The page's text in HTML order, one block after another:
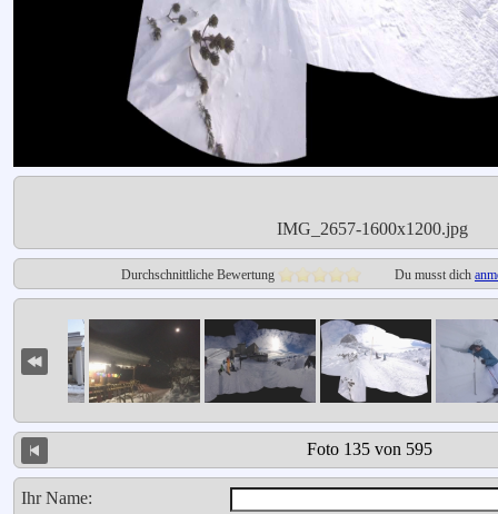
IMG_2657-1600x1200.jpg
Durchschnittliche Bewertung Du musst dich
Foto 135 von 595
Ihr Name: